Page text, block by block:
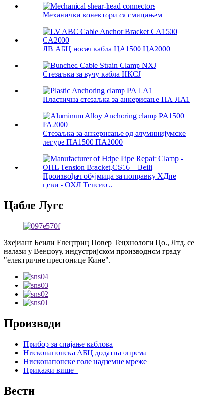
Механички конектори са смицањем
ЛВ АБЦ носач кабла ЦА1500 ЦА2000
Стезаљка за вучу кабла НКСЈ
Пластична стезаљка за анкерисање ПА ЛА1
Стезаљка за анкерисање од алуминијумске
легуре ПА1500 ПА2000
Произвођач обујмица за поправку ХДпе
цеви - ОХЛ Тенсио...
Цабле Лугс
Зхејианг Беили Елецтриц Повер Тецхнологи Цо., Лтд. се
налази у Венџоуу, индустријском производном граду
"електричне престонице Кине".
Производи
Прибор за спајање каблова
Нисконапонска АБЦ додатна опрема
Нисконапонске голе надземне мреже
Прикажи више+
Вести